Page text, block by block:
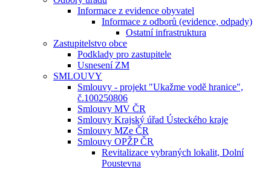
Informace z evidence obyvatel
Informace z odborů (evidence, odpady)
Ostatní infrastruktura
Zastupitelstvo obce
Podklady pro zastupitele
Usnesení ZM
SMLOUVY
Smlouvy - projekt "Ukažme vodě hranice",
č.100250806
Smlouvy MV ČR
Smlouvy Krajský úřad Ústeckého kraje
Smlouvy MZe ČR
Smlouvy OPŽP ČR
Revitalizace vybraných lokalit, Dolní
Poustevna